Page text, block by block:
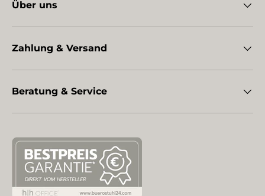
Über uns
Zahlung & Versand
Beratung & Service